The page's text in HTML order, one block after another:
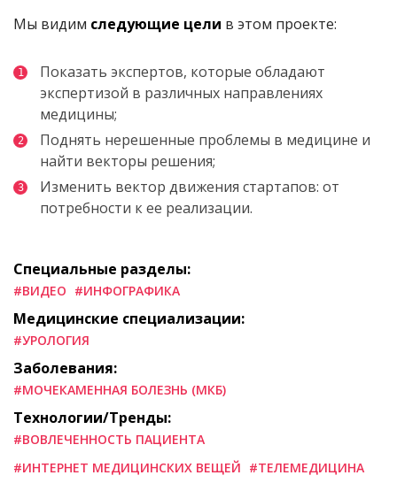
Мы видим следующие цели в этом проекте:
Показать экспертов, которые обладают
экспертизой в различных направлениях
медицины;
Поднять нерешенные проблемы в медицине и
найти векторы решения;
Изменить вектор движения стартапов: от
потребности к ее реализации.
Специальные разделы:
#ВИДЕО #ИНФОГРАФИКА
Медицинские специализации:
#УРОЛОГИЯ
Заболевания:
#МОЧЕКАМЕННАЯ БОЛЕЗНЬ (МКБ)
Технологии/Тренды:
#ВОВЛЕЧЕННОСТЬ ПАЦИЕНТА
#ИНТЕРНЕТ МЕДИЦИНСКИХ ВЕЩЕЙ #ТЕЛЕМЕДИЦИНА